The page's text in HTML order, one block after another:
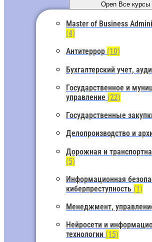
Open Все курсы
Master of Business
(4)
Антитеррор (10)
Бухгалтерский учет,
Государственное и
управление (22)
Государственные
Делопроизводство и
Дорожная и
(5)
Информационная
киберпреступность (1)
Менеджмент,
Нейросети и
технологии (15)